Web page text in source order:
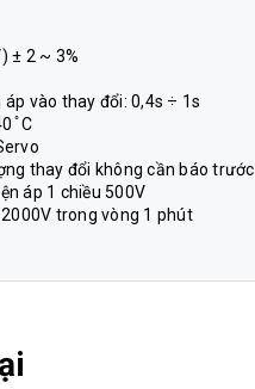
± 2 ~ 3%
vào thay đổi: 0,4s ÷ 1s
C
thay đổi không cần báo trước
áp 1 chiều 500V
trong vòng 1 phút